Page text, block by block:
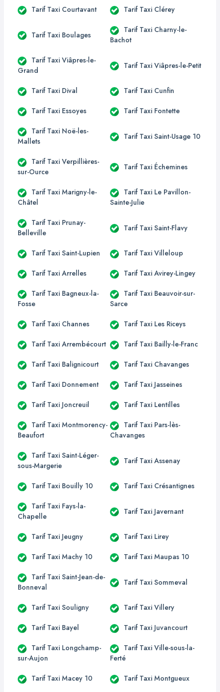
Tarif Taxi Courtavant Tarif Taxi Clérey
Tarif Taxi Boulages
Tarif Taxi Charny-le-
Bachot
Tarif Taxi Viâpres-le-
Grand
Tarif Taxi Viâpres-le-Petit
Tarif Taxi Dival Tarif Taxi Cunfin
Tarif Taxi Essoyes Tarif Taxi Fontette
Tarif Taxi Noë-les-
Mallets
Tarif Taxi Saint-Usage 10
Tarif Taxi Verpillières-
sur-Ource
Tarif Taxi Échemines
Tarif Taxi Marigny-le-
Châtel
Tarif Taxi Le Pavillon-
Sainte-Julie
Tarif Taxi Prunay-
Belleville
Tarif Taxi Saint-Flavy
Tarif Taxi Saint-Lupien Tarif Taxi Villeloup
Tarif Taxi Arrelles Tarif Taxi Avirey-Lingey
Tarif Taxi Bagneux-la-
Fosse
Tarif Taxi Beauvoir-sur-
Sarce
Tarif Taxi Channes Tarif Taxi Les Riceys
Tarif Taxi Arrembécourt Tarif Taxi Bailly-le-Franc
Tarif Taxi Balignicourt Tarif Taxi Chavanges
Tarif Taxi Donnement Tarif Taxi Jasseines
Tarif Taxi Joncreuil Tarif Taxi Lentilles
Tarif Taxi Montmorency-
Beaufort
Tarif Taxi Pars-lès-
Chavanges
Tarif Taxi Saint-Léger-
sous-Margerie
Tarif Taxi Assenay
Tarif Taxi Bouilly 10 Tarif Taxi Crésantignes
Tarif Taxi Fays-la-
Chapelle
Tarif Taxi Javernant
Tarif Taxi Jeugny Tarif Taxi Lirey
Tarif Taxi Machy 10 Tarif Taxi Maupas 10
Tarif Taxi Saint-Jean-de-
Bonneval
Tarif Taxi Sommeval
Tarif Taxi Souligny Tarif Taxi Villery
Tarif Taxi Bayel Tarif Taxi Juvancourt
Tarif Taxi Longchamp-
sur-Aujon
Tarif Taxi Ville-sous-la-
Ferté
Tarif Taxi Macey 10 Tarif Taxi Montgueux